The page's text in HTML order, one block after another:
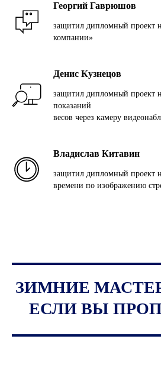
Георгий Гаврюшов
защитил дипломный проект
компании»
Денис Кузнецов
защитил дипломный проект
показаний
весов через камеру
Владислав Китавин
защитил дипломный проект
времени по изображению
ЗИМНИЕ
ЕСЛИ ВЫ